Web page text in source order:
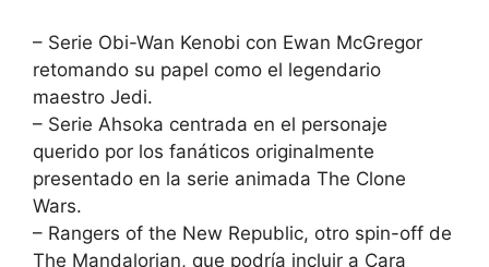
– Serie Obi-Wan Kenobi con Ewan McGregor
retomando su papel como el legendario
maestro Jedi.
– Serie Ahsoka centrada en el personaje
querido por los fanáticos originalmente
presentado en la serie animada The Clone
Wars.
– Rangers of the New Republic, otro spin-off de
The Mandalorian, que podría incluir a Cara